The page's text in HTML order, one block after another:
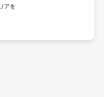
アを